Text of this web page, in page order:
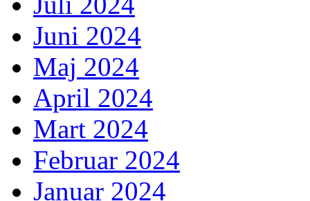
Juni 2024
Maj 2024
April 2024
Mart 2024
Februar 2024
Januar 2024